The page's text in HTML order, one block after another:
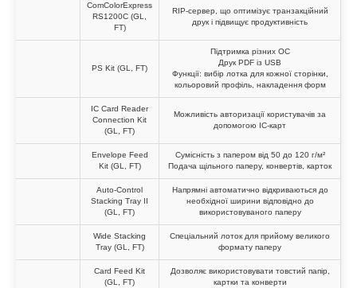
ComColorExpress
RS1200C (GL,
FT)
RIP-сервер, що оптимізує транзакційний
друк і підвищує продуктивність
PS Kit (GL, FT)
Підтримка різних ОС
Друк PDF із USB
Функції: вибір лотка для кожної сторінки,
кольоровий профіль, накладення форм
IC Card Reader
Connection Kit
(GL, FT)
Можливість авторизації користувачів за
допомогою IC-карт
Envelope Feed
Kit (GL, FT)
Сумісність з папером від 50 до 120 г/м²
Подача щільного паперу, конвертів, карток
Auto-Control
Stacking Tray II
(GL, FT)
Напрямні автоматично відкриваються до
необхідної ширини відповідно до
використовуваного паперу
Wide Stacking
Tray (GL, FT)
Спеціальний лоток для прийому великого
формату паперу
Card Feed Kit
(GL, FT)
Дозволяє використовувати товстий папір,
картки та конверти